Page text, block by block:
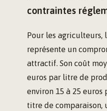
contraintes
Pour les agriculteurs,
représente un
attractif. Son coût
euros par litre de
environ 15 à 25 euros
titre de comparaison,